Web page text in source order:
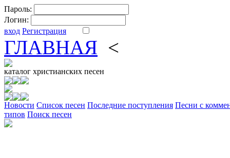
Пароль:
Логин:
вход Регистрация
ГЛАВНАЯ <
каталог христианских песен
Новости Cписок песен Последние поступления Песни с
типов Поиск песен